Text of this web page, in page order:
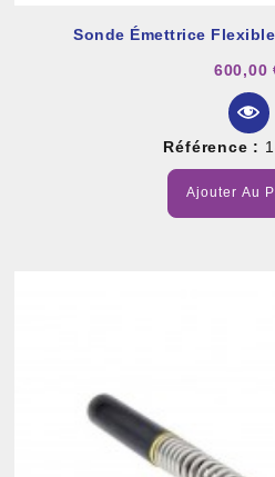
Sonde Émettrice
600,00
Référence :
Ajouter Au